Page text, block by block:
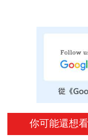
你可能還想看